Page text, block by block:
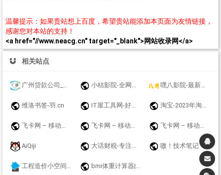
温馨提示：如果贵站想上百度，希望贵站能添加本页面为友情链接，
感谢您对本站的支持！
<a href="//www.neacg.cn" target="_blank">网站收录网</a>
相关站点
广州贷款公司_广州个人小额贷款_广州银行信用贷款_广州公积金贷款_广盛普惠 小桔影院-全网视频免费在线观看 嘿八影院-最新电影电视剧免费高清在线观看
维洛书签-羽.cn IT屋工具网-好用的在线工具都在这里！ 淘宝-2023年淘宝双十一大促攻略_双11红包天猫超市优惠劵秒杀免单商品
飞卡网 – 移动联通电信19元无限流量卡推荐_正规手机卡办理 飞卡网 – 移动联通电信19元无限流量卡推荐_正规手机卡办理 飞卡网 – 移动联通电信19元无限流量卡推荐_正规手机卡办理
AiQiji 大话财税-专注工商财税金融牌照领域代理机构！ 嗷！技术笔记
工程造价小空间-每个造价员都关注的网站 bmi体重计算器|免费bmi在线计算器 - BMI标准计算器